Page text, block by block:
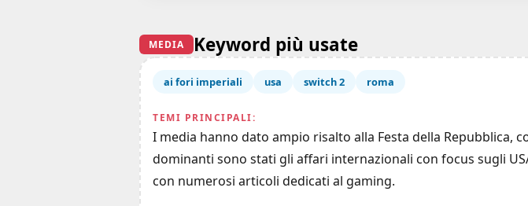
MEDIA Keyword più usate
ai fori imperiali usa switch 2 roma
TEMI PRINCIPALI:
I media hanno dato ampio risalto alla Festa della Repubblica,
dominanti sono stati gli affari internazionali con focus sugli
con numerosi articoli dedicati al gaming.